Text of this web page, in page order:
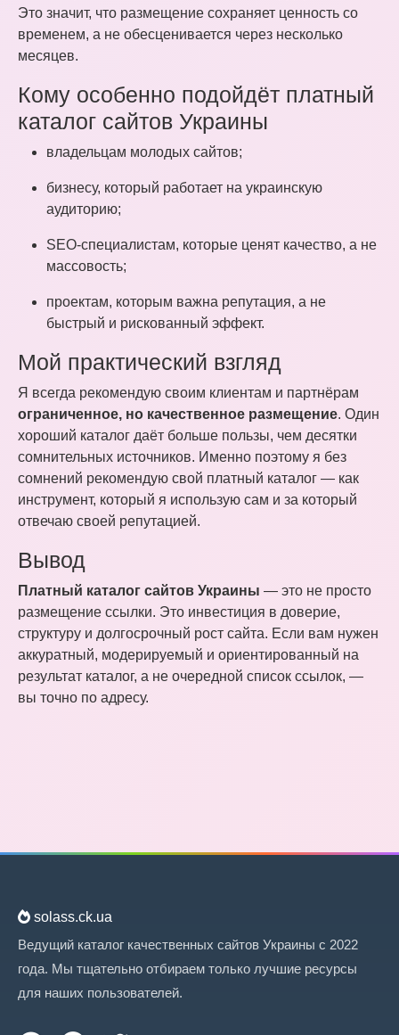
Это значит, что размещение сохраняет ценность со
временем, а не обесценивается через несколько
месяцев.
Кому особенно подойдёт платный
каталог сайтов Украины
владельцам молодых сайтов;
бизнесу, который работает на украинскую
аудиторию;
SEO-специалистам, которые ценят качество, а не
массовость;
проектам, которым важна репутация, а не
быстрый и рискованный эффект.
Мой практический взгляд
Я всегда рекомендую своим клиентам и партнёрам
ограниченное, но качественное размещение. Один
хороший каталог даёт больше пользы, чем десятки
сомнительных источников. Именно поэтому я без
сомнений рекомендую свой платный каталог — как
инструмент, который я использую сам и за который
отвечаю своей репутацией.
Вывод
Платный каталог сайтов Украины — это не просто
размещение ссылки. Это инвестиция в доверие,
структуру и долгосрочный рост сайта. Если вам нужен
аккуратный, модерируемый и ориентированный на
результат каталог, а не очередной список ссылок, —
вы точно по адресу.
solass.ck.ua
Ведущий каталог качественных сайтов Украины с 2022
года. Мы тщательно отбираем только лучшие ресурсы
для наших пользователей.